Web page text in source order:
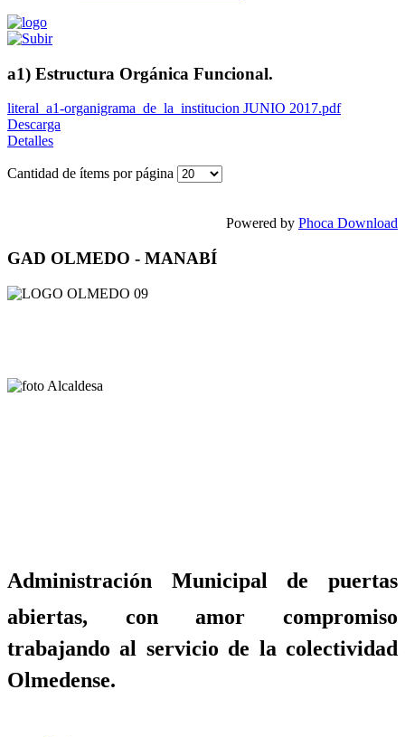
a1) Estructura Orgánica Funcional.
literal_a1-organigrama_de_la_institucion JUNIO 2017.pdf
Descarga
Detalles
Cantidad de ítems por página
Powered by Phoca Download
GAD OLMEDO - MANABÍ
Administración Municipal de puertas
abiertas, con amor compromiso
trabajando al servicio de la colectividad
Olmedense.